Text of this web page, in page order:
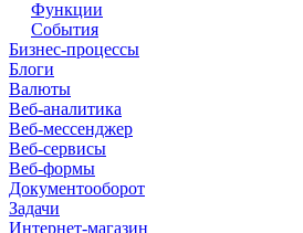
Функции
События
Бизнес-процессы
Блоги
Валюты
Веб-аналитика
Веб-мессенджер
Веб-сервисы
Веб-формы
Документооборот
Задачи
Интернет-магазин